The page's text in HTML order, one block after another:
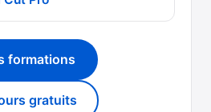
formations
gratuits